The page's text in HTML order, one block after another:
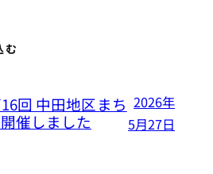
む
回 中田地区まち
催しました
2026年
5月27日